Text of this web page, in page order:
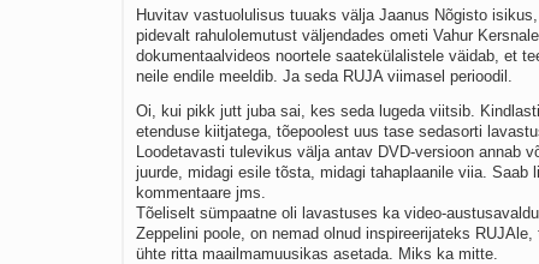
Huvitav vastuolulisus tuuaks välja Jaanus Nõgisto
pidevalt rahulolemutust väljendades ometi Vahur
dokumentaalvideos noortele saatekülalistele väidab, et
neile endile meeldib. Ja seda RUJA viimasel perioodil.
Oi, kui pikk jutt juba sai, kes seda lugeda viitsib.
etenduse kiitjatega, tõepoolest uus tase sedasorti
Loodetavasti tulevikus välja antav DVD-versioon annab
juurde, midagi esile tõsta, midagi tahaplaanile viia. Saab
kommentaare jms.
Tõeliselt sümpaatne oli lavastuses ka video-
Zeppelini poole, on nemad olnud inspireerijateks RUJAle,
ühte ritta maailmamuusikas asetada. Miks ka mitte.